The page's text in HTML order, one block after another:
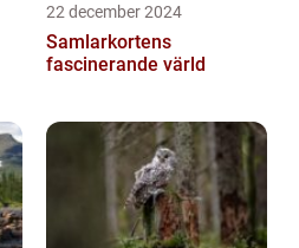
22 december 2024
Samlarkortens
fascinerande värld